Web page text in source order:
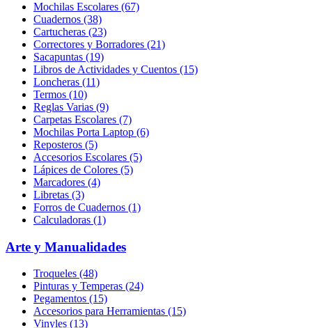
Mochilas Escolares (67)
Cuadernos (38)
Cartucheras (23)
Correctores y Borradores (21)
Sacapuntas (19)
Libros de Actividades y Cuentos (15)
Loncheras (11)
Termos (10)
Reglas Varias (9)
Carpetas Escolares (7)
Mochilas Porta Laptop (6)
Reposteros (5)
Accesorios Escolares (5)
Lápices de Colores (5)
Marcadores (4)
Libretas (3)
Forros de Cuadernos (1)
Calculadoras (1)
Arte y Manualidades
Troqueles (48)
Pinturas y Temperas (24)
Pegamentos (15)
Accesorios para Herramientas (15)
Vinyles (13)